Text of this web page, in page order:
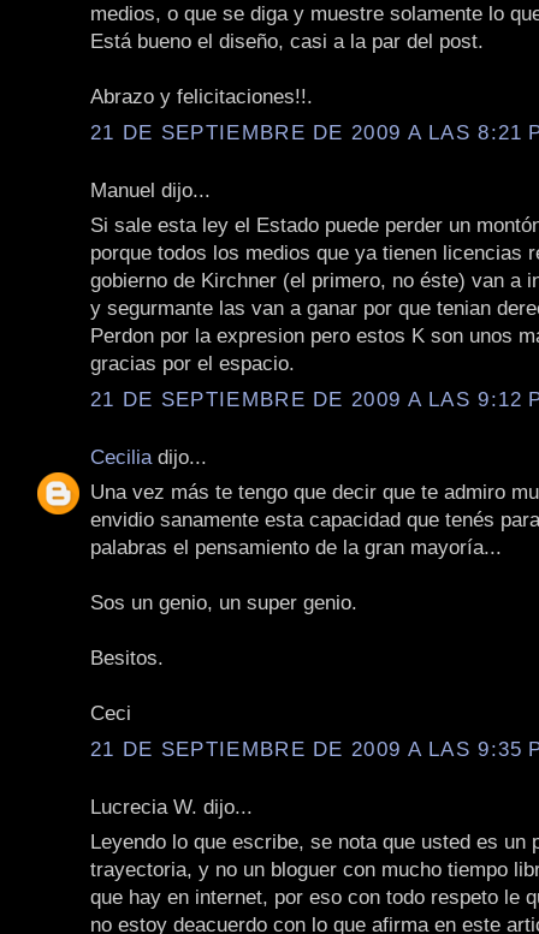
medios, o que se diga y muestre solamente lo
Está bueno el diseño, casi a la par del post.
Abrazo y felicitaciones!!.
21 DE SEPTIEMBRE DE 2009 A LAS 8:21
Manuel dijo...
Si sale esta ley el Estado puede perder un
porque todos los medios que ya tienen licencias
gobierno de Kirchner (el primero, no éste) van a
y segurmante las van a ganar por que tenian
Perdon por la expresion pero estos K son unos
gracias por el espacio.
21 DE SEPTIEMBRE DE 2009 A LAS 9:12
Cecilia dijo...
Una vez más te tengo que decir que te admiro
envidio sanamente esta capacidad que tenés
palabras el pensamiento de la gran mayoría...
Sos un genio, un super genio.
Besitos.
Ceci
21 DE SEPTIEMBRE DE 2009 A LAS 9:35
Lucrecia W. dijo...
Leyendo lo que escribe, se nota que usted es un
trayectoria, y no un bloguer con mucho tiempo
que hay en internet, por eso con todo respeto le
no estoy deacuerdo con lo que afirma en este